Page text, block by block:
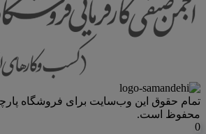
محفوظ است.
0